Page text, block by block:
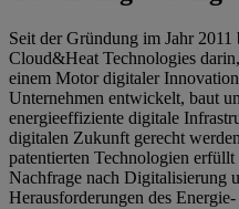
Seit der Gründung im Jahr
Cloud&Heat Technologies
einem Motor digitaler
Unternehmen entwickelt, baut
energieeffiziente digitale
digitalen Zukunft gerecht
patentierten Technologien
Nachfrage nach Digitalisierung
Herausforderungen des